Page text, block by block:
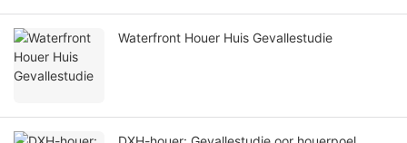
Waterfront Houer Huis Gevallestudie